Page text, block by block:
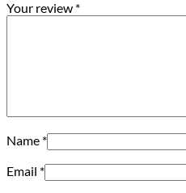
Your review *
Name *
Email *